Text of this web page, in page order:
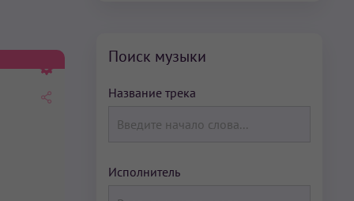
Поиск музыки
Название трека
Исполнитель